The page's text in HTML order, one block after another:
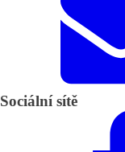
Sociální sítě